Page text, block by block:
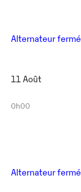
Alternateur fermé
11 Août
0h00
Alternateur fermé